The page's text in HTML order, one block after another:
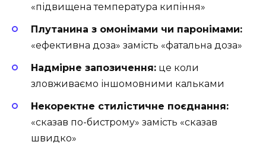
«підвищена температура кипіння»
Плутанина з омонімами чи паронімами:
«ефективна доза» замість «фатальна доза»
Надмірне запозичення: це коли
зловживаємо іншомовними кальками
Некоректне стилістичне поєднання:
«сказав по-бистрому» замість «сказав
швидко»